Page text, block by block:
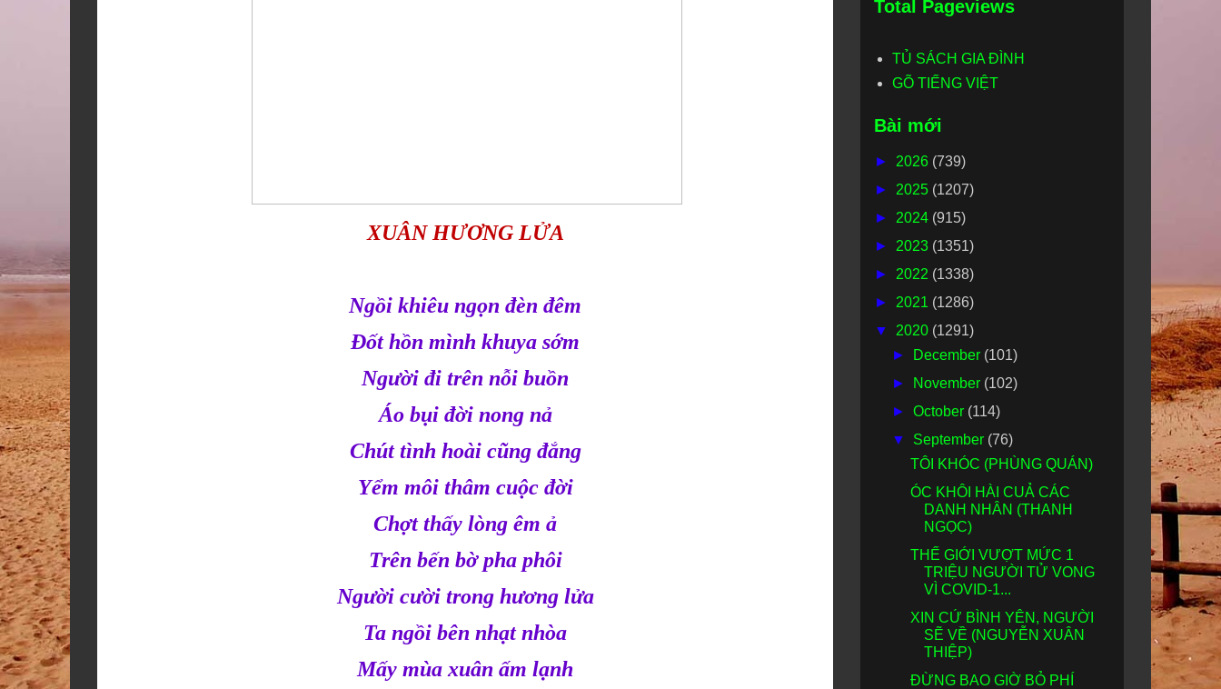
XUÂN HƯƠNG LỬA
Ngồi khiêu ngọn đèn đêm
Đốt hồn mình khuya sớm
Người đi trên nỗi buồn
Áo bụi đời nong nả
Chút tình hoài cũng đắng
Yểm môi thâm cuộc đời
Chợt thấy lòng êm ả
Trên bến bờ pha phôi
Người cười trong hương lửa
Ta ngồi bên nhạt nhòa
Mấy mùa xuân ấm lạnh
Total Pageviews
TỦ SÁCH GIA ĐÌNH
GÕ TIẾNG VIỆT
Bài mới
► 2026 (739)
► 2025 (1207)
► 2024 (915)
► 2023 (1351)
► 2022 (1338)
► 2021 (1286)
▼ 2020 (1291)
►
December (101)
►
November (102)
►October (114)
▼ September (76)
TÔI KHÓC (PHÙNG QUÁN)
ÓC KHÔI HÀI CUẢ CÁC
DANH NHÂN (THANH
NGỌC)
THẾ GIỚI VƯỢT MỨC 1
TRIỆU NGƯỜI TỬ VONG
VÌ COVID-1...
XIN CỨ BÌNH YÊN, NGƯỜI
SẼ VỀ (NGUYỄN XUÂN
THIỆP)
ĐỪNG BAO GIỜ BỎ PHÍ